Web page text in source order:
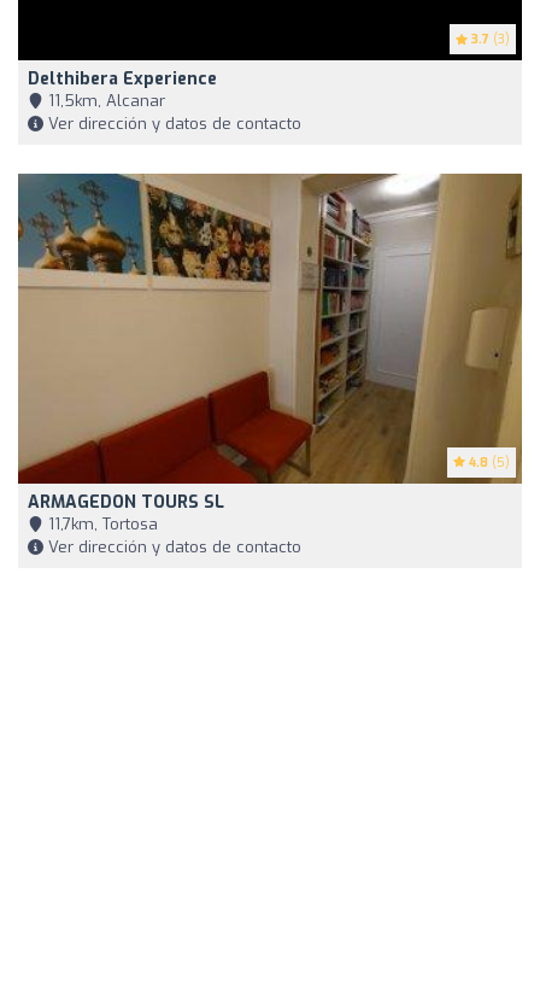
3.7 (3)
Delthibera Experience
11,5km, Alcanar
Ver dirección y datos de contacto
4.8 (5)
ARMAGEDON TOURS SL
11,7km, Tortosa
Ver dirección y datos de contacto